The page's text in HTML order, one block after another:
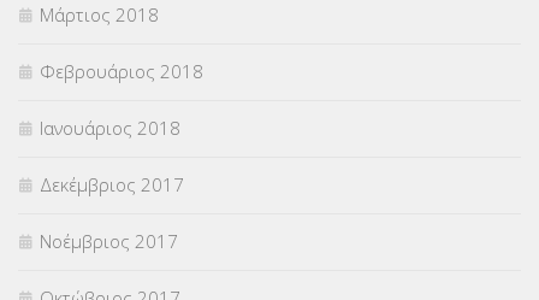
Μάρτιος 2018
Φεβρουάριος 2018
Ιανουάριος 2018
Δεκέμβριος 2017
Νοέμβριος 2017